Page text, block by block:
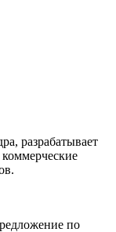
разрабатывает
коммерческие
по